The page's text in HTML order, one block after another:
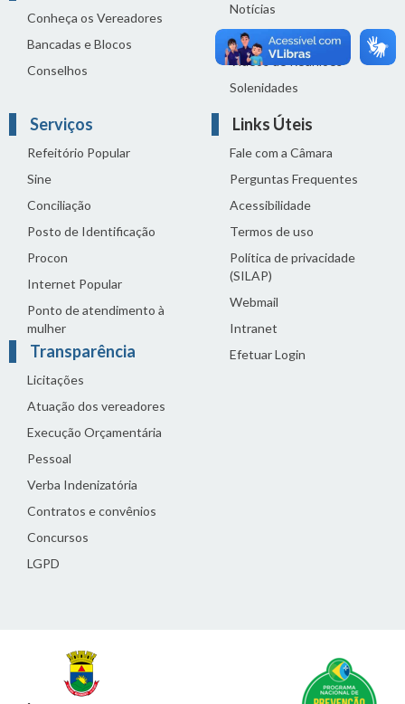
Conheça os Vereadores
Bancadas e Blocos
Conselhos
Notícias
Sala de Imprensa
Vídeos de Reuniões
Solenidades
Serviços
Refeitório Popular
Sine
Conciliação
Posto de Identificação
Procon
Internet Popular
Ponto de atendimento à
mulher
Transparência
Licitações
Atuação dos vereadores
Execução Orçamentária
Pessoal
Verba Indenizatória
Contratos e convênios
Concursos
LGPD
Links Úteis
Fale com a Câmara
Perguntas Frequentes
Acessibilidade
Termos de uso
Política de privacidade
(SILAP)
Webmail
Intranet
Efetuar Login